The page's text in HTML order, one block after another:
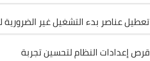
تعطيل عناصر بدء التشغيل غير
قرص إعدادات النظام لتحسين تجربة